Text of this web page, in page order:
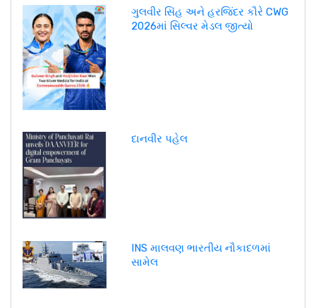
ગુલવીર સિંહ અને હરજિંદર કૌરે CWG
2026માં સિલ્વર મેડલ જીત્યો
દાનવીર પહેલ
INS માલવણ ભારતીય નૌકાદળમાં
સામેલ